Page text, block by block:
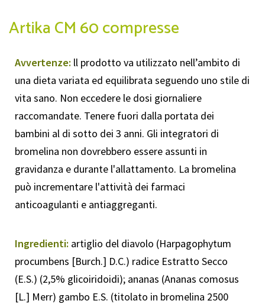
Artika CM 60 compresse
Avvertenze: ll prodotto va utilizzato nell’ambito di
una dieta variata ed equilibrata seguendo uno stile di
vita sano. Non eccedere le dosi giornaliere
raccomandate. Tenere fuori dalla portata dei
bambini al di sotto dei 3 anni. Gli integratori di
bromelina non dovrebbero essere assunti in
gravidanza e durante l'allattamento. La bromelina
può incrementare l'attività dei farmaci
anticoagulanti e antiaggreganti.
Ingredienti: artiglio del diavolo (Harpagophytum
procumbens [Burch.] D.C.) radice Estratto Secco
(E.S.) (2,5% glicoiridoidi); ananas (Ananas comosus
[L.] Merr) gambo E.S. (titolato in bromelina 2500